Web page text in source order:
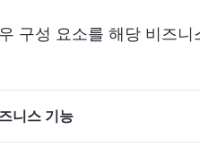
구성 요소를 해당 비즈
니스 기능